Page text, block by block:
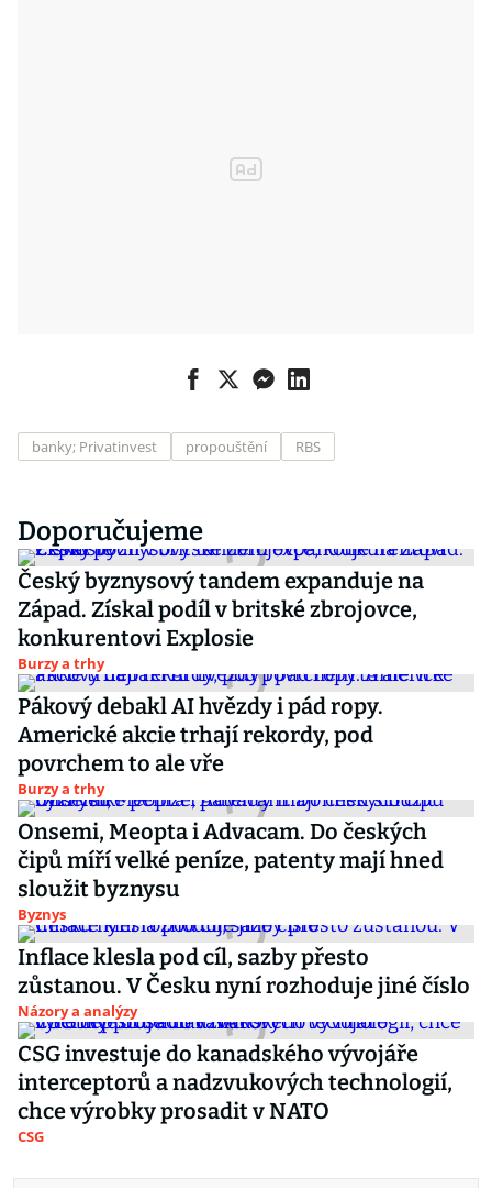
banky; Privatinvest propouštění RBS
Doporučujeme
Český byznysový tandem expanduje na
Západ. Získal podíl v britské zbrojovce,
konkurentovi Explosie
Burzy a trhy
Pákový debakl AI hvězdy i pád ropy.
Americké akcie trhají rekordy, pod
povrchem to ale vře
Burzy a trhy
Onsemi, Meopta i Advacam. Do českých
čipů míří velké peníze, patenty mají hned
sloužit byznysu
Byznys
Inflace klesla pod cíl, sazby přesto
zůstanou. V Česku nyní rozhoduje jiné číslo
Názory a analýzy
CSG investuje do kanadského vývojáře
interceptorů a nadzvukových technologií,
chce výrobky prosadit v NATO
CSG